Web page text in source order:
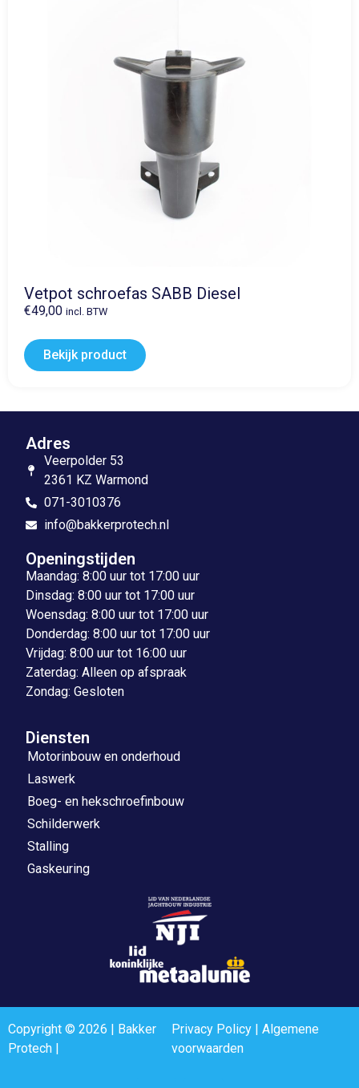
Vetpot schroefas SABB Diesel
€49,00 incl. BTW
Bekijk product
Adres
Veerpolder 53
2361 KZ Warmond
071-3010376
info@bakkerprotech.nl
Openingstijden
Maandag: 8:00 uur tot 17:00 uur
Dinsdag: 8:00 uur tot 17:00 uur
Woensdag: 8:00 uur tot 17:00 uur
Donderdag: 8:00 uur tot 17:00 uur
Vrijdag: 8:00 uur tot 16:00 uur
Zaterdag: Alleen op afspraak
Zondag: Gesloten
Diensten
Motorinbouw en onderhoud
Laswerk
Boeg- en hekschroefinbouw
Schilderwerk
Stalling
Gaskeuring
Copyright © 2026 | Bakker
Protech |
Privacy Policy| Algemene
voorwaarden